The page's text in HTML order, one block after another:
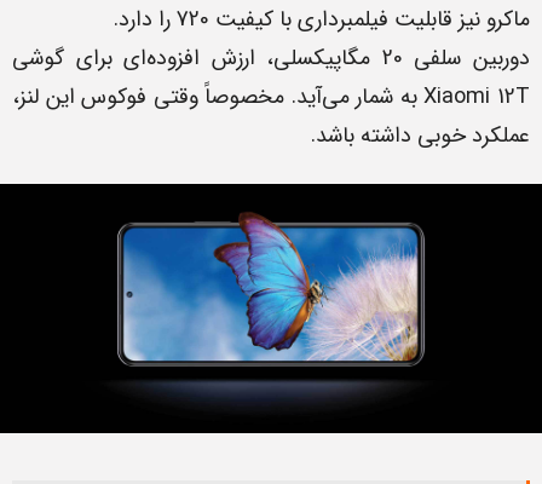
ماکرو نیز قابلیت فیلمبرداری با کیفیت 720 را دارد.
دوربین سلفی 20 مگاپیکسلی، ارزش افزوده‌ای برای گوشی
Xiaomi 12T به شمار می‌آید. مخصوصاً وقتی فوکوس این لنز،
عملکرد خوبی داشته باشد.